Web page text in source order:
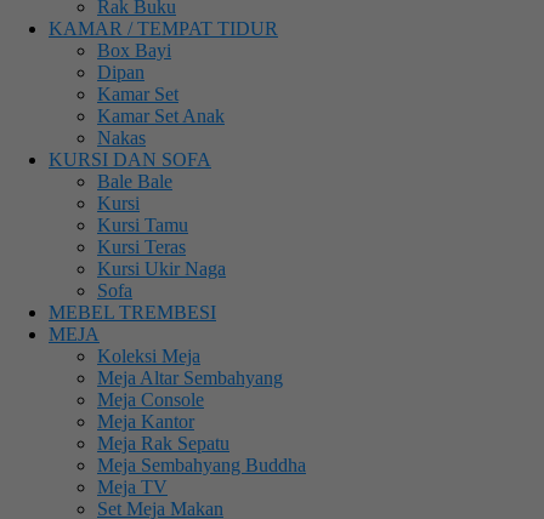
Rak Buku
KAMAR / TEMPAT TIDUR
Box Bayi
Dipan
Kamar Set
Kamar Set Anak
Nakas
KURSI DAN SOFA
Bale Bale
Kursi
Kursi Tamu
Kursi Teras
Kursi Ukir Naga
Sofa
MEBEL TREMBESI
MEJA
Koleksi Meja
Meja Altar Sembahyang
Meja Console
Meja Kantor
Meja Rak Sepatu
Meja Sembahyang Buddha
Meja TV
Set Meja Makan